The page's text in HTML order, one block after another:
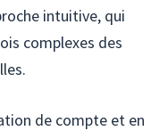
intuitive, qui
complexes des
de compte et en